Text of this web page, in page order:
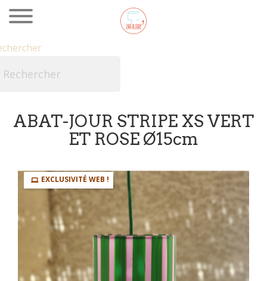
ABAT-JOUR STRIPE XS VERT
ET ROSE Ø15cm
EXCLUSIVITÉ WEB !